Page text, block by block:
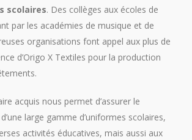
scolaires. Des collèges aux écoles de
par les académies de musique et de
organisations font appel aux plus de
d’Origo X Textiles pour la production
acquis nous permet d’assurer le
large gamme d’uniformes scolaires,
activités éducatives, mais aussi aux